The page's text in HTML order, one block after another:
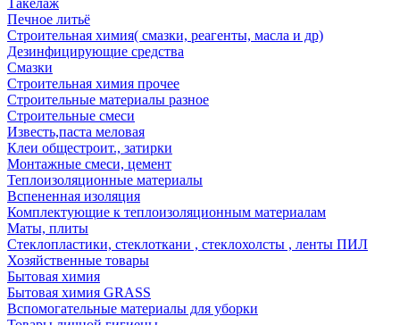
Такелаж
Печное литьё
Строительная химия( смазки, реагенты, масла и др)
Дезинфицирующие средства
Смазки
Строительная химия прочее
Строительные материалы разное
Строительные смеси
Известь,паста меловая
Клеи общестроит., затирки
Монтажные смеси, цемент
Теплоизоляционные материалы
Вспененная изоляция
Комплектующие к теплоизоляционным материалам
Маты, плиты
Стеклопластики, стеклоткани , стеклохолсты , ленты ПИЛ
Хозяйственные товары
Бытовая химия
Бытовая химия GRASS
Вспомогательные материалы для уборки